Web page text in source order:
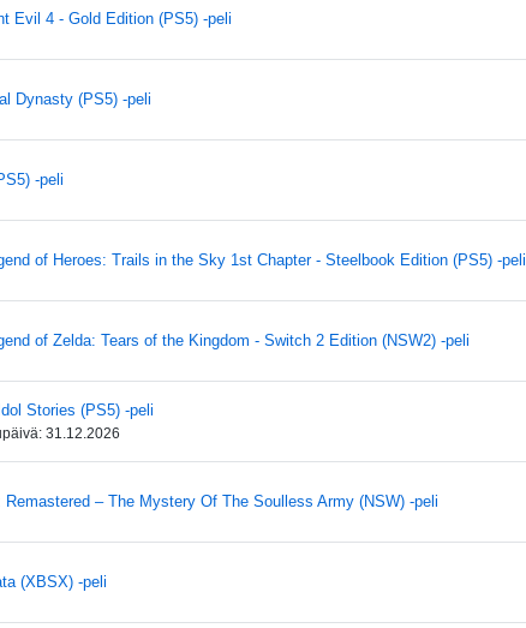
Evil 4 - Gold Edition (PS5) -peli
Dynasty (PS5) -peli
-peli
of Heroes: Trails in the Sky 1st Chapter - Steelbook Edition (PS5) -peli
of Zelda: Tears of the Kingdom - Switch 2 Edition (NSW2) -peli
Stories (PS5) -peli
31.12.2026
Remastered – The Mystery Of The Soulless Army (NSW) -peli
(XBSX) -peli